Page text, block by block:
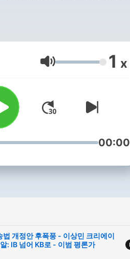
Volume 1 x
00:00
개정안 후폭풍 - 이상민 크리에이
: IB 넘어 KB로 - 이범 평론가